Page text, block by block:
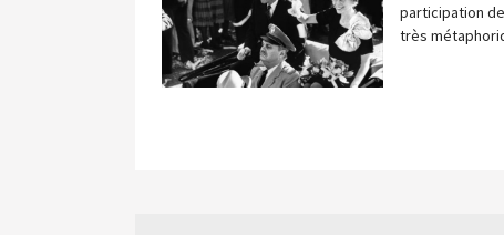
participation
très